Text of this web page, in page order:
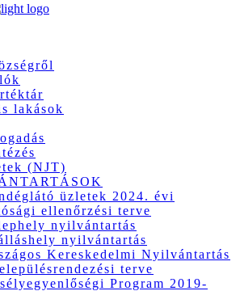
lakások
(NJT)
üzletek 2024. évi
ellenőrzési terve
nyilvántartás
nyilvántartás
Kereskedelmi Nyilvántartás
terve
Program 2019-